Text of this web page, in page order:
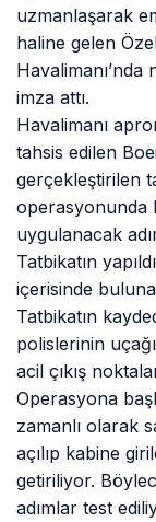
uzmanlaşarak
haline gelen
imza attı.
Havalimanı
tahsis edilen
gerçekleştirilen
operasyonunda
uygulanacak
Tatbikatın
içerisinde
Tatbikatın
polislerinin
acil çıkış
Operasyona
zamanlı olarak
açılıp kabine
getiriliyor.
adımlar test